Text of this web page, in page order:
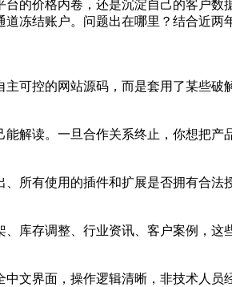
的价格内卷，还是沉淀自己的客户
冻结账户。问题出在哪里？结合近
可控的网站源码，而是套用了某些
解读。一旦合作关系终止，你想把
所有使用的插件和扩展是否拥有合法
库存调整、行业资讯、客户案例，
文界面，操作逻辑清晰，非技术人